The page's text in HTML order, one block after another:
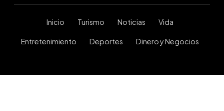
Inicio Turismo Noticias Vida
Entretenimiento Deportes Dinero y Negocios